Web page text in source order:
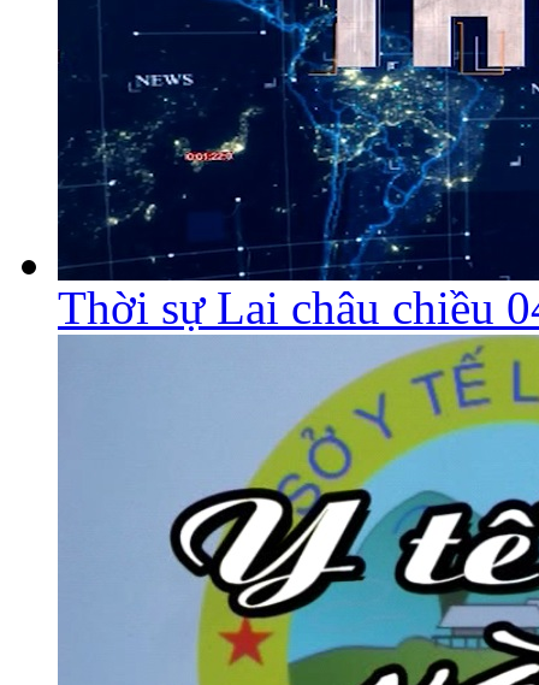
Thời sự Lai châu chiều